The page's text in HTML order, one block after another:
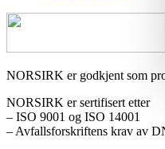
NORSIRK er godkjent som
NORSIRK er sertifisert etter
– ISO 9001 og ISO 14001
– Avfallsforskriftens krav av